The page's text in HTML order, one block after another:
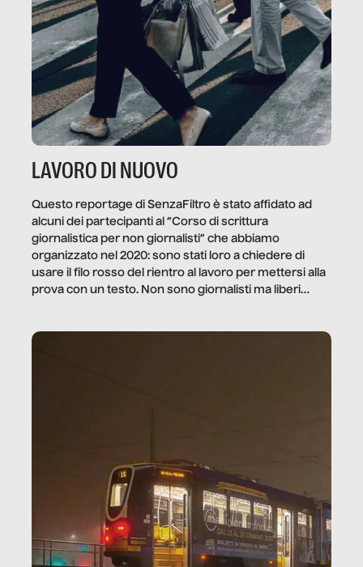
LAVORO DI NUOVO
Questo reportage di SenzaFiltro è stato affidato ad
alcuni dei partecipanti al “Corso di scrittura
giornalistica per non giornalisti” che abbiamo
organizzato nel 2020: sono stati loro a chiedere di
usare il filo rosso del rientro al lavoro per mettersi alla
prova con un testo. Non sono giornalisti ma liberi